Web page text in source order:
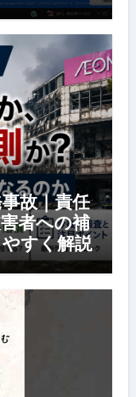
故｜責任
者への補
すく解説